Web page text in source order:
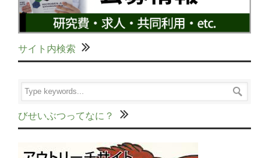
サイト内検索
びせいぶつってなに？